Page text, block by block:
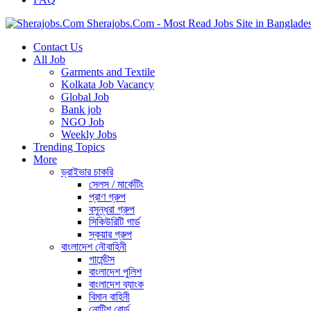
Sherajobs.Com - Most Read Jobs Site in
Contact Us
All Job
Garments and Textile
Kolkata Job Vacancy
Global Job
Bank job
NGO Job
Weekly Jobs
Trending Topics
More
ড্রাইভার চাকরি
সেলস / মার্কেটিং
প্রাণ গ্রুপ
বসুন্ধরা গ্রুপ
সিকিউরিটি গার্ড
স্কয়ার গ্রুপ
বাংলাদেশ নৌবাহিনী
গার্মেন্টস
বাংলাদেশ পুলিশ
বাংলাদেশ ব্যাংক
বিমান বাহিনী